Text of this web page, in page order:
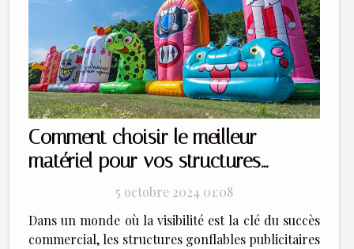
Comment choisir le meilleur
matériel pour vos structures
gonflables publicitaires
5 octobre 2024 01:08
Dans un monde où la visibilité est la clé du succès
commercial, les structures gonflables publicitaires